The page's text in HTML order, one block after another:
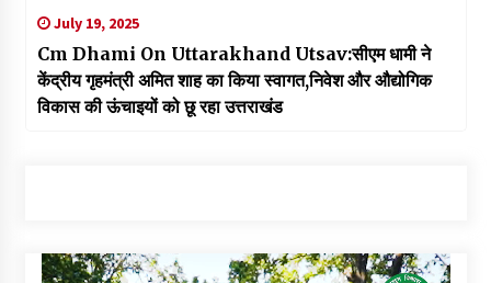
July 19, 2025
Cm Dhami On Uttarakhand Utsav:सीएम धामी ने
केंद्रीय गृहमंत्री अमित शाह का किया स्वागत,निवेश और औद्योगिक
विकास की ऊंचाइयों को छू रहा उत्तराखंड